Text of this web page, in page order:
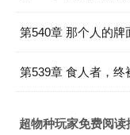
第540章 那个人的牌
第539章 食人者，终
超物种玩家免费阅读